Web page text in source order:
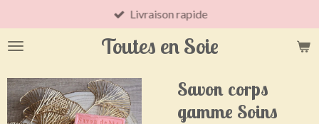
au
contenu
Toutes en Soie
Livraison rapide
Savon corps
gamme Soins